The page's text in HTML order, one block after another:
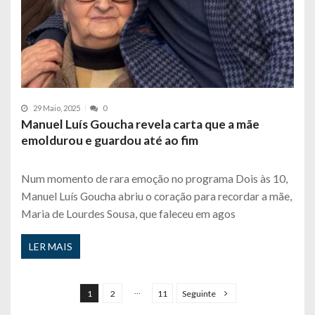
29 Maio, 2025 0
Manuel Luís Goucha revela carta que a mãe
emoldurou e guardou até ao fim
Num momento de rara emoção no programa Dois às 10,
Manuel Luís Goucha abriu o coração para recordar a mãe,
Maria de Lourdes Sousa, que faleceu em agos
LER MAIS
1 2 11 Seguinte